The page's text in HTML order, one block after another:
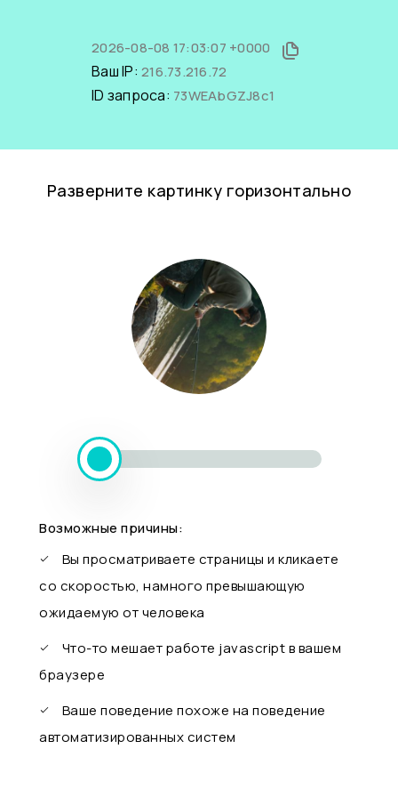
2026-08-08 17:03:07 +0000
Ваш IP: 216.73.216.72
ID запроса: 73WEAbGZJ8c1
Разверните картинку горизонтально
Возможные причины:
Вы просматриваете страницы и кликаете
со скоростью, намного превышающую
ожидаемую от человека
Что-то мешает работе javascript в вашем
браузере
Ваше поведение похоже на поведение
автоматизированных систем